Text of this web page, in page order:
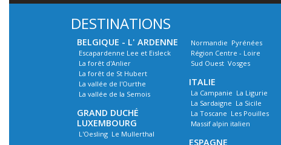
DESTINATIONS
BELGIQUE - L' ARDENNE
Escapardenne Lee et Eisleck
La forêt d'Anlier
La forêt de St Hubert
La vallée de l'Ourthe
La vallée de la Semois
GRAND DUCHÉ
LUXEMBOURG
L'Oesling Le Mullerthal
Normandie Pyrénées
Région Centre - Loire
Sud Ouest Vosges
ITALIE
La Campanie La Ligurie
La Sardaigne La Sicile
La Toscane Les Pouilles
Massif alpin italien
ESPAGNE